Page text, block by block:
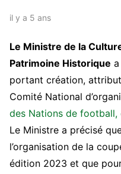
il y a 5 ans
Le Ministre de la
Patrimoine Historique
portant création,
Comité National
des Nations de
Le Ministre a précisé
l’organisation de la
édition 2023 et que